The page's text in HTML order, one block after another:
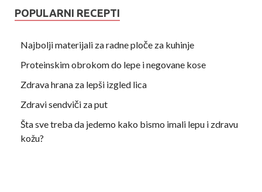
POPULARNI RECEPTI
Najbolji materijali za radne ploče za kuhinje
Proteinskim obrokom do lepe i negovane kose
Zdrava hrana za lepši izgled lica
Zdravi sendviči za put
Šta sve treba da jedemo kako bismo imali lepu i zdravu
kožu?